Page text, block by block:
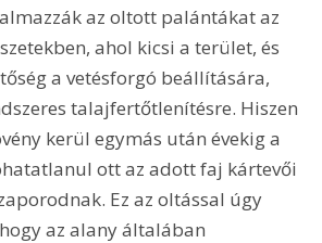
az oltott palántákat az
ahol kicsi a terület, és
a vetésforgó beállítására,
talajfertőtlenítésre. Hiszen
kerül egymás után évekig a
ott az adott faj kártevői
Ez az oltással úgy
az alany általában